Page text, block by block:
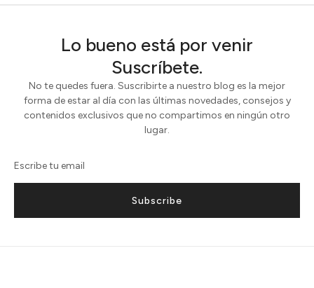
Lo bueno está por venir
Suscríbete.
No te quedes fuera. Suscribirte a nuestro blog es la mejor
forma de estar al día con las últimas novedades, consejos y
contenidos exclusivos que no compartimos en ningún otro
lugar.
Subscribe